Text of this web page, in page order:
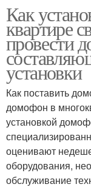
Как
квартире
провести
установки
Как поставить
домофон в
установкой
оценивают
оборудования,
обслуживание